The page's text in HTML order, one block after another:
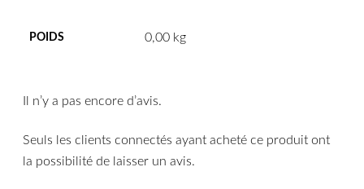
POIDS 0,00 kg
Il n’y a pas encore d’avis.
Seuls les clients connectés ayant acheté ce produit ont
la possibilité de laisser un avis.